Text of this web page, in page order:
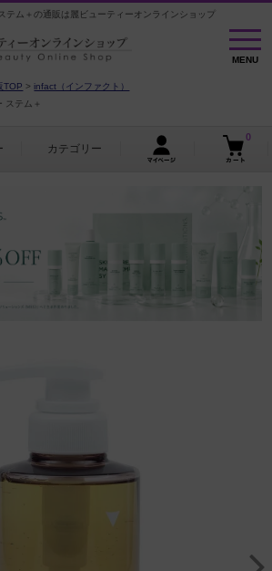
テム＋の通販は麗ビューティーオンラインショップ
MENU
MENU
TOP
infact（インファクト）
ステム＋
カテゴリー
0